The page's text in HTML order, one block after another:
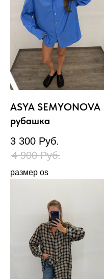
ASYA SEMYONOVA
рубашка
3 300 Руб.
4 900 Руб.
размер os